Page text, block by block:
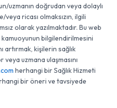
uzmanın doğrudan veya dolaylı
ricası olmaksızın, ilgili
olarak yazılmaktadır. Bu web
kamuoyunun bilgilendirilmesini
artırmak, kişilerin sağlık
uzmana ulaşmasını
herhangi bir Sağlık Hizmeti
bir öneri ve tavsiyede